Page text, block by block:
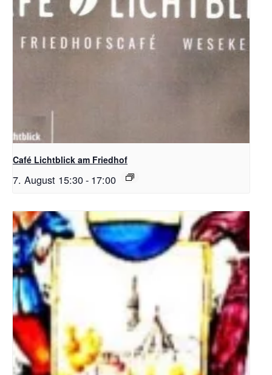
Café Lichtblick am Friedhof
7. August 15:30- 17:00